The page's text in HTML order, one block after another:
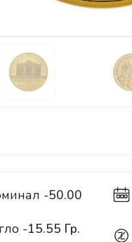
-50.00
-15.55 Гр.